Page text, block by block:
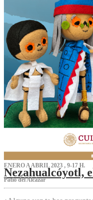
ENERO A ABRIL 2023 , 9-17 H.
Nezahualcóyotl,
Patio del Alcázar